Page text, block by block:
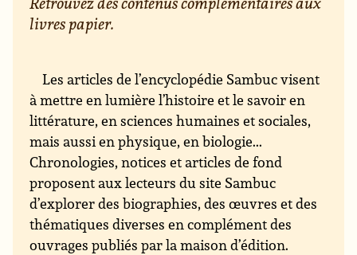
livres papier.
Les articles de l’encyclopédie Sambuc visent
à mettre en lumière l’histoire et le savoir en
littérature, en sciences humaines et sociales,
mais aussi en physique, en biologie...
Chronologies, notices et articles de fond
proposent aux lecteurs du site Sambuc
d’explorer des biographies, des œuvres et des
thématiques diverses en complément des
ouvrages publiés par la maison d’édition.